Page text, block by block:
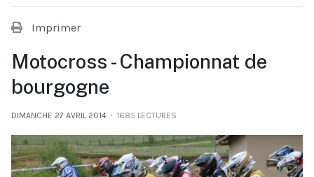
Imprimer
Motocross - Championnat de
bourgogne
DIMANCHE 27 AVRIL 2014 1685 LECTURES